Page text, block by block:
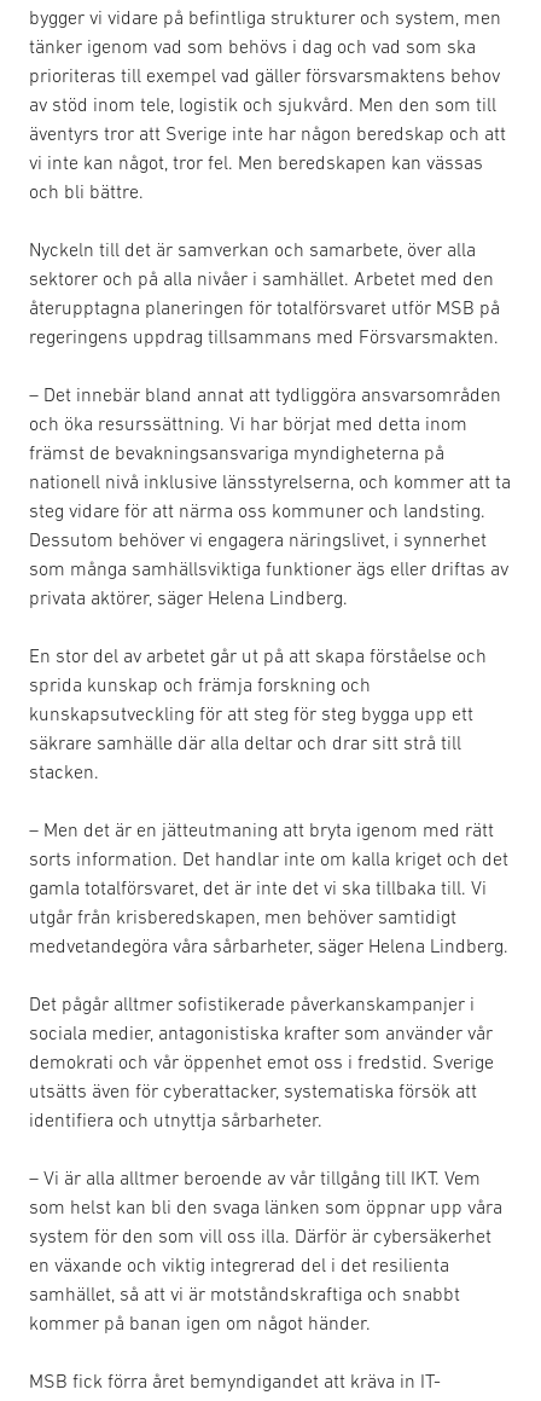
bygger vi vidare på befintliga strukturer och system, men
tänker igenom vad som behövs i dag och vad som ska
prioriteras till exempel vad gäller försvarsmaktens behov
av stöd inom tele, logistik och sjukvård. Men den som till
äventyrs tror att Sverige inte har någon beredskap och att
vi inte kan något, tror fel. Men beredskapen kan vässas
och bli bättre.
Nyckeln till det är samverkan och samarbete, över alla
sektorer och på alla nivåer i samhället. Arbetet med den
återupptagna planeringen för totalförsvaret utför MSB på
regeringens uppdrag tillsammans med Försvarsmakten.
– Det innebär bland annat att tydliggöra ansvarsområden
och öka resurssättning. Vi har börjat med detta inom
främst de bevakningsansvariga myndigheterna på
nationell nivå inklusive länsstyrelserna, och kommer att ta
steg vidare för att närma oss kommuner och landsting.
Dessutom behöver vi engagera näringslivet, i synnerhet
som många samhällsviktiga funktioner ägs eller driftas av
privata aktörer, säger Helena Lindberg.
En stor del av arbetet går ut på att skapa förståelse och
sprida kunskap och främja forskning och
kunskapsutveckling för att steg för steg bygga upp ett
säkrare samhälle där alla deltar och drar sitt strå till
stacken.
– Men det är en jätteutmaning att bryta igenom med rätt
sorts information. Det handlar inte om kalla kriget och det
gamla totalförsvaret, det är inte det vi ska tillbaka till. Vi
utgår från krisberedskapen, men behöver samtidigt
medvetandegöra våra sårbarheter, säger Helena Lindberg.
Det pågår alltmer sofistikerade påverkanskampanjer i
sociala medier, antagonistiska krafter som använder vår
demokrati och vår öppenhet emot oss i fredstid. Sverige
utsätts även för cyberattacker, systematiska försök att
identifiera och utnyttja sårbarheter.
– Vi är alla alltmer beroende av vår tillgång till IKT. Vem
som helst kan bli den svaga länken som öppnar upp våra
system för den som vill oss illa. Därför är cybersäkerhet
en växande och viktig integrerad del i det resilienta
samhället, så att vi är motståndskraftiga och snabbt
kommer på banan igen om något händer.
MSB fick förra året bemyndigandet att kräva in IT-